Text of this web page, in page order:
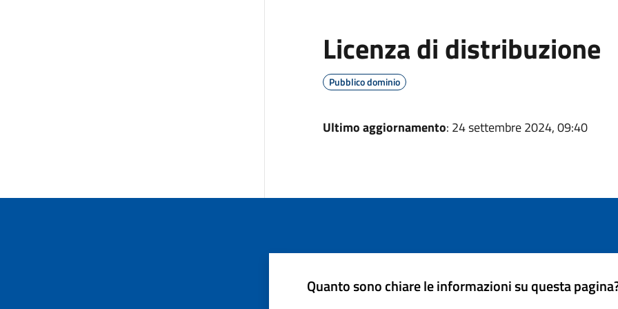
Licenza di distribuzione
Pubblico dominio
Ultimo aggiornamento: 24 settembre 2024, 09:40
Quanto sono chiare le informazioni su questa